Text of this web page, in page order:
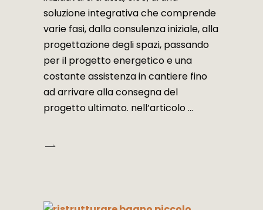
soluzione integrativa che comprende
varie fasi, dalla consulenza iniziale, alla
progettazione degli spazi, passando
per il progetto energetico e una
costante assistenza in cantiere fino
ad arrivare alla consegna del
progetto ultimato. nell’articolo